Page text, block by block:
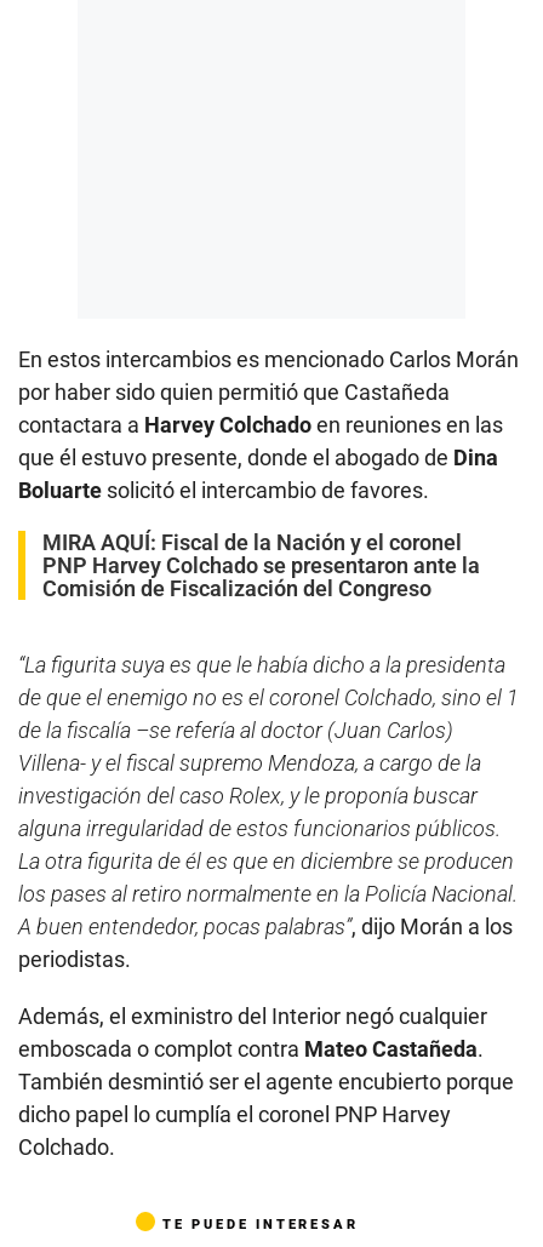
En estos intercambios es mencionado Carlos Morán
por haber sido quien permitió que Castañeda
contactara a Harvey Colchadoen reuniones en las
que él estuvo presente, donde el abogado de Dina
Boluarte solicitó el intercambio de favores.
MIRA AQUÍ: Fiscal de la Nación y el coronel
PNP Harvey Colchado se presentaron ante la
Comisión de Fiscalización del Congreso
“La figurita suya es que le había dicho a la presidenta
de que el enemigo no es el coronel Colchado, sino el 1
de la fiscalía –se refería al doctor (Juan Carlos)
Villena- y el fiscal supremo Mendoza, a cargo de la
investigación del caso Rolex, y le proponía buscar
alguna irregularidad de estos funcionarios públicos.
La otra figurita de él es que en diciembre se producen
los pases al retiro normalmente en la Policía Nacional.
A buen entendedor, pocas palabras”, dijo Morán a los
periodistas.
Además, el exministro del Interior negó cualquier
emboscada o complot contra Mateo Castañeda.
También desmintió ser el agente encubierto porque
dicho papel lo cumplía el coronel PNP Harvey
Colchado.
TE PUEDE INTERESAR